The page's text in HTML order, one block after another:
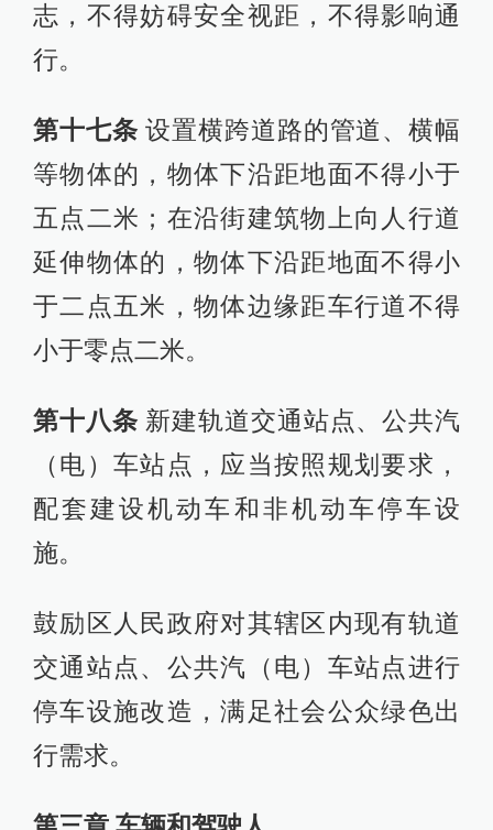
志，不得妨碍安全视距，不得影响通
行。
第十七条 设置横跨道路的管道、横幅
等物体的，物体下沿距地面不得小于
五点二米；在沿街建筑物上向人行道
延伸物体的，物体下沿距地面不得小
于二点五米，物体边缘距车行道不得
小于零点二米。
第十八条 新建轨道交通站点、公共汽
（电）车站点，应当按照规划要求，
配套建设机动车和非机动车停车设
施。
鼓励区人民政府对其辖区内现有轨道
交通站点、公共汽（电）车站点进行
停车设施改造，满足社会公众绿色出
行需求。